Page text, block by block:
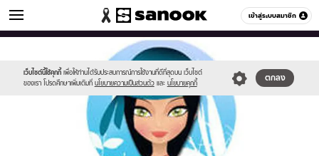
เข้าสู่ระบบสมาชิก
ดูดวง หมวดอื่นๆ
เว็บไซต์นี้ใช้คุกกี้ เพื่อให้ท่านได้รับประสบการณ์การใช้งานที่ดีที่สุดบน เว็บไซต์
ของเรา โปรดศึกษาเพิ่มเติมที่ นโยบายความเป็นส่วนตัว และ นโยบายคุกกี้
ตกลง
//s.isanook.com/sr/0/images/logo-
sanook.png
//s.isanook.com/ho/0/ud/14/73497/170-